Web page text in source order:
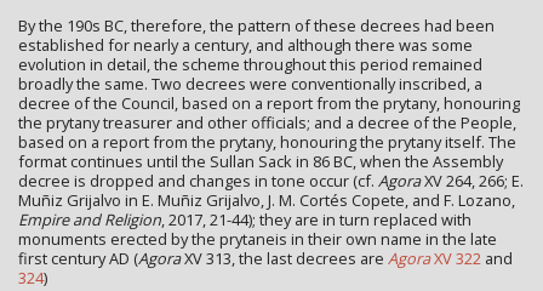
By the 190s BC, therefore, the pattern of these decrees had been
established for nearly a century, and although there was some
evolution in detail, the scheme throughout this period remained
broadly the same. Two decrees were conventionally inscribed, a
decree of the Council, based on a report from the prytany, honouring
the prytany treasurer and other officials; and a decree of the People,
based on a report from the prytany, honouring the prytany itself. The
format continues until the Sullan Sack in 86 BC, when the Assembly
decree is dropped and changes in tone occur (cf. AgoraXV 264, 266; E.
Muñiz Grijalvo in E. Muñiz Grijalvo, J. M. Cortés Copete, and F. Lozano,
Empire and Religion, 2017, 21-44); they are in turn replaced with
monuments erected by the prytaneis in their own name in the late
first century AD (AgoraXV 313, the last decrees are AgoraXV 322 and
324)